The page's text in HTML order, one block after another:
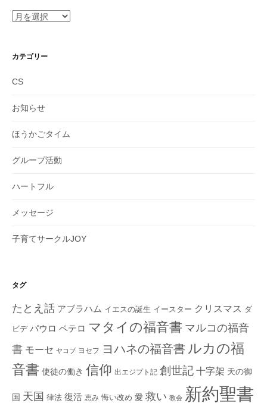
ア
イ
カテゴリー
CS
お知らせ
ほうかごタイム
グループ活動
ハートフル
メッセージ
子育てサークルJOY
タグ
たとえ話 アブラハム イエスの誕生 イースター クリスマス ダ
ビデ パウロ ペテロ マタイの福音書 マルコの福音
書 モーセ ヤコブ ヨセフ ヨハネの福音書 ルカの福
音書 使徒の働き 信仰 出エジプト記 創世記 十字架 天の御
国 天国 律法 復活 恵み 悔い改め 愛 救い 教会 新約聖書